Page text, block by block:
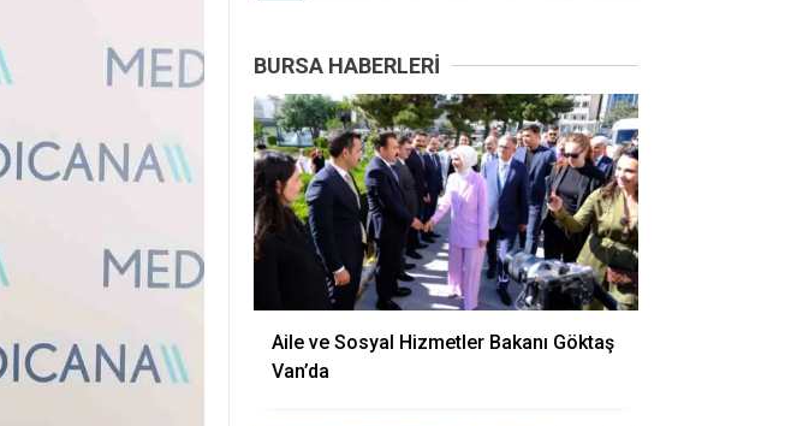
BURSA HABERLERI
Aile ve Sosyal Hizmetler Bakanı Göktaş
Van’da